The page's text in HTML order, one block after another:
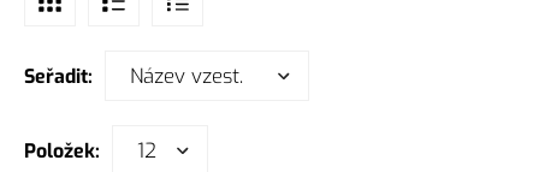
Seřadit: Název vzest.
Položek: 12